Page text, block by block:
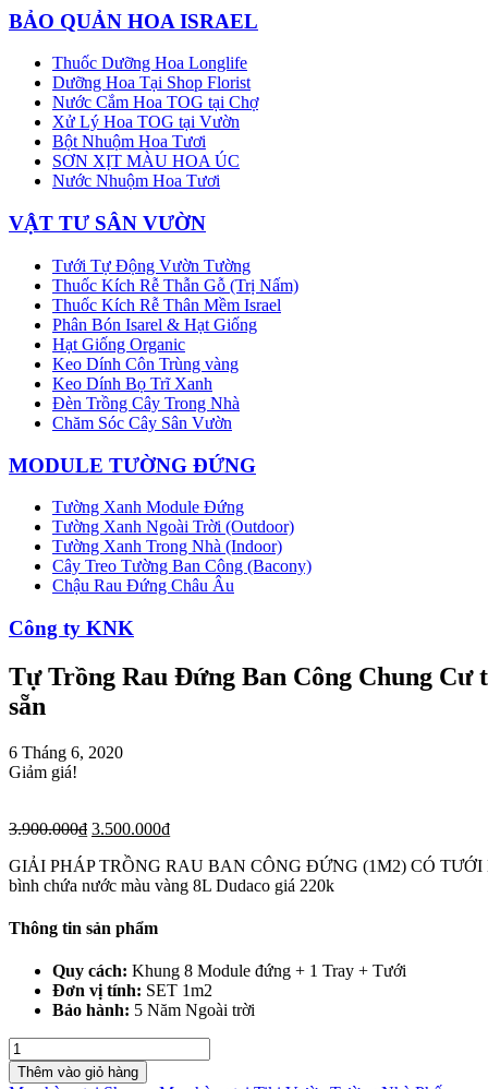
BẢO QUẢN HOA ISRAEL
Thuốc Dưỡng Hoa Longlife
Dưỡng Hoa Tại Shop Florist
Nước Cắm Hoa TOG tại Chợ
Xử Lý Hoa TOG tại Vườn
Bột Nhuộm Hoa Tươi
SƠN XỊT MÀU HOA ÚC
Nước Nhuộm Hoa Tươi
VẬT TƯ SÂN VƯỜN
Tưới Tự Động Vườn Tường
Thuốc Kích Rễ Thẫn Gỗ (Trị Nấm)
Thuốc Kích Rễ Thân Mềm Israel
Phân Bón Isarel & Hạt Giống
Hạt Giống Organic
Keo Dính Côn Trùng vàng
Keo Dính Bọ Trĩ Xanh
Đèn Trồng Cây Trong Nhà
Chăm Sóc Cây Sân Vườn
MODULE TƯỜNG ĐỨNG
Tường Xanh Module Đứng
Tường Xanh Ngoài Trời (Outdoor)
Tường Xanh Trong Nhà (Indoor)
Cây Treo Tường Ban Công (Bacony)
Chậu Rau Đứng Châu Âu
Công ty KNK
Tự Trồng Rau Đứng Ban Công Chung Cư
sẵn
6 Tháng 6, 2020
Giảm giá!
3.900.000₫ 3.500.000₫
GIẢI PHÁP TRỒNG RAU BAN CÔNG ĐỨNG (1M2) CÓ
bình chứa nước màu vàng 8L Dudaco giá 220k
Thông tin sản phẩm
Quy cách: Khung 8 Module đứng + 1 Tray + Tưới
Đơn vị tính: SET 1m2
Bảo hành: 5 Năm Ngoài trời
Tự
Trồng
Thêm vào giỏ hàng